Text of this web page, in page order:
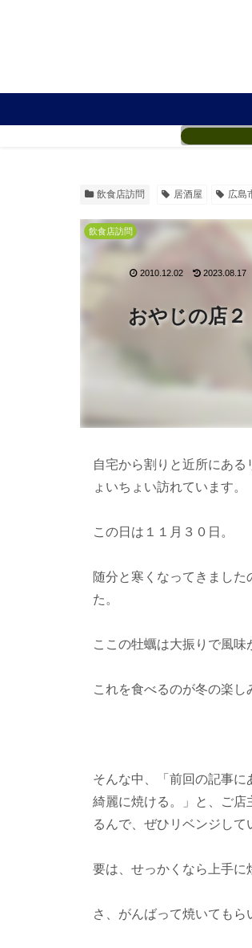
飲食店訪問 居酒屋 広島
おやじの店２
飲食店訪問
2010.12.02 2023.08.17
自宅から割りと近所にあ
ょいちょい訪れています。
この日は１１月３０日。
随分と寒くなってきまし
た。
ここの牡蠣は大振りで風味
これを食べるのが冬の楽し
そんな中、「前回の記事
綺麗に焼ける。」と、ご店
るんで、ぜひリベンジして
要は、せっかくなら上手に
さ、がんばって焼いてもら